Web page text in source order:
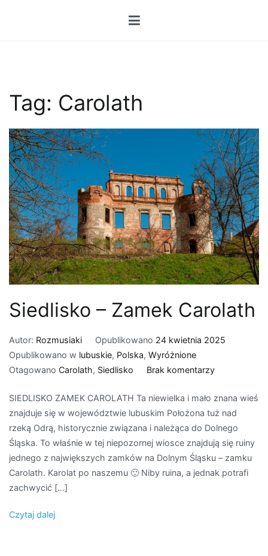
Tag: Carolath
Siedlisko – Zamek Carolath
Autor: Rozmusiaki Opublikowano 24 kwietnia 2025
Opublikowano w lubuskie, Polska, Wyróżnione
Otagowano Carolath, Siedlisko Brak komentarzydo
–
Zamek
Carolath
SIEDLISKO ZAMEK CAROLATH Ta niewielka i mało znana wieś
znajduje się w województwie lubuskim Położona tuż nad
rzeką Odrą, historycznie związana i należąca do Dolnego
Śląska. To właśnie w tej niepozornej wiosce znajdują się ruiny
jednego z największych zamków na Dolnym Śląsku – zamku
Carolath. Karolat po naszemu 🙂 Niby ruina, a jednak potrafi
zachwycić […]
Czytaj dalej